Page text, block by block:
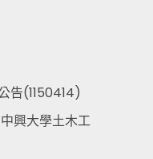
告(1150414)
興大學土木工